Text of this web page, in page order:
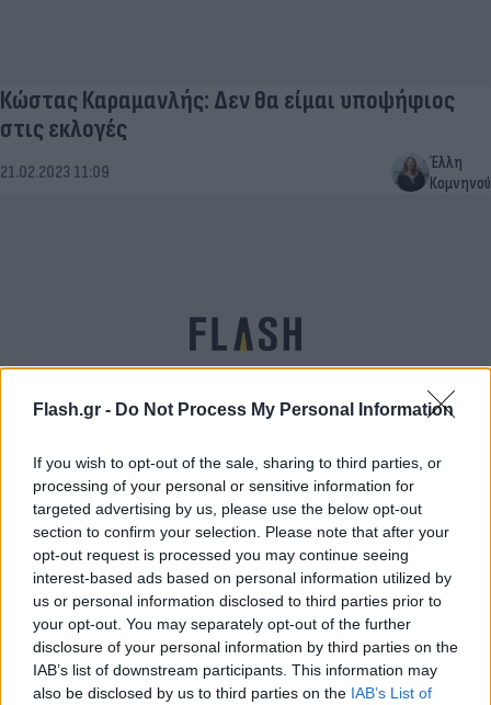
Flash.gr - Do Not Process My Personal Information
If you wish to opt-out of the sale, sharing to third parties, or
processing of your personal or sensitive information for
targeted advertising by us, please use the below opt-out
section to confirm your selection. Please note that after your
opt-out request is processed you may continue seeing
interest-based ads based on personal information utilized by
us or personal information disclosed to third parties prior to
your opt-out. You may separately opt-out of the further
disclosure of your personal information by third parties on the
IAB’s list of downstream participants. This information may
also be disclosed by us to third parties on the IAB’s List of
Κώστας Καραμανλής: Δεν θα είμαι υποψήφιος
στις εκλογές
21.02.2023 11:09
Έλλη
Κομνηνού
Υπόθεση παρακολουθήσεων: Δήλωση του
Κυριάκου Μητσοτάκη
08.08.2022 14:06
Γιαννακού